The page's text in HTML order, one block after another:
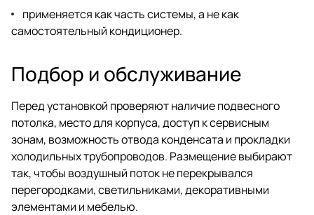
применяется как часть системы, а не как
самостоятельный кондиционер.
Подбор и обслуживание
Перед установкой проверяют наличие подвесного
потолка, место для корпуса, доступ к сервисным
зонам, возможность отвода конденсата и прокладки
холодильных трубопроводов. Размещение выбирают
так, чтобы воздушный поток не перекрывался
перегородками, светильниками, декоративными
элементами и мебелью.